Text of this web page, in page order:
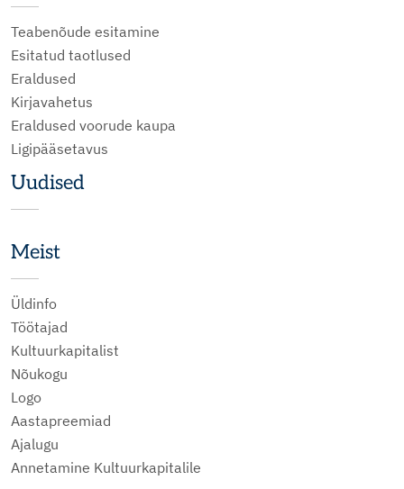
Teabenõude esitamine
Esitatud taotlused
Eraldused
Kirjavahetus
Eraldused voorude kaupa
Ligipääsetavus
Uudised
Meist
Üldinfo
Töötajad
Kultuurkapitalist
Nõukogu
Logo
Aastapreemiad
Ajalugu
Annetamine Kultuurkapitalile